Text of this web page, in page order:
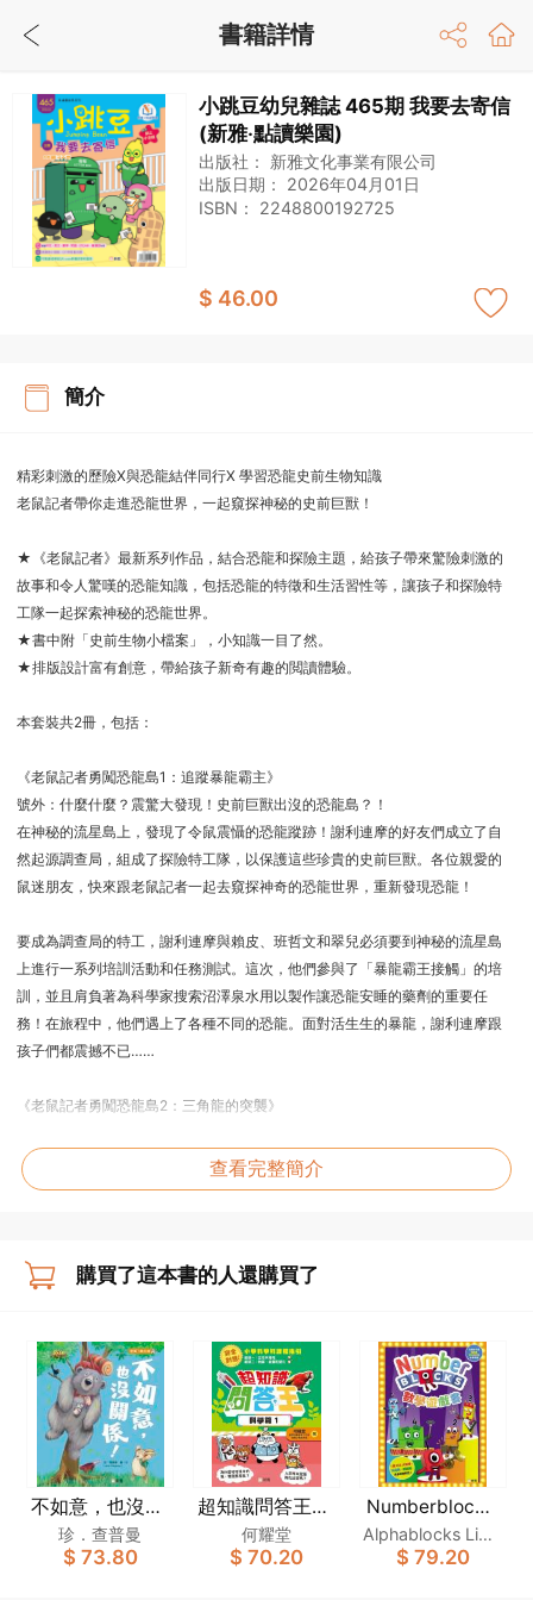
小跳豆幼兒雜誌 465期 我要去寄信
(新雅‧點讀樂園)
出版社： 新雅文化事業有限公司
出版日期： 2026年04月01日
ISBN： 2248800192725
$ 46.00
簡介
精彩刺激的歷險X與恐龍結伴同行X 學習恐龍史前生物知識
老鼠記者帶你走進恐龍世界，一起窺探神秘的史前巨獸！
★《老鼠記者》最新系列作品，結合恐龍和探險主題，給孩子帶來驚險刺激的
故事和令人驚嘆的恐龍知識，包括恐龍的特徵和生活習性等，讓孩子和探險特
工隊一起探索神秘的恐龍世界。
★書中附「史前生物小檔案」，小知識一目了然。
★排版設計富有創意，帶給孩子新奇有趣的閲讀體驗。
本套裝共2冊，包括：
《老鼠記者勇闖恐龍島1：追蹤暴龍霸主》
號外：什麼什麼？震驚大發現！史前巨獸出沒的恐龍島？！
在神秘的流星島上，發現了令鼠震懾的恐龍蹤跡！謝利連摩的好友們成立了自
然起源調查局，組成了探險特工隊，以保護這些珍貴的史前巨獸。各位親愛的
鼠迷朋友，快來跟老鼠記者一起去窺探神奇的恐龍世界，重新發現恐龍！
要成為調查局的特工，謝利連摩與賴皮、班哲文和翠兒必須要到神秘的流星島
上進行一系列培訓活動和任務測試。這次，他們參與了「暴龍霸王接觸」的培
訓，並且肩負著為科學家搜索沼澤泉水用以製作讓恐龍安睡的藥劑的重要任
務！在旅程中，他們遇上了各種不同的恐龍。面對活生生的暴龍，謝利連摩跟
孩子們都震撼不已……
《老鼠記者勇闖恐龍島2：三角龍的突襲》
在神秘的流星島上，發現了令鼠震懾的恐龍蹤跡！謝利連摩的好友們成立了自
然起源調查局，組成了探險特工隊，以保護這些珍貴的史前巨獸。
員都躍躍欲試，想儘快一睹各種恐龍的風采！這次，珍妮‧核物理鼠讓大家一起
查看完整簡介
購買了這本書的人還購買了
不如意，也沒關
係！[新雅．繪
本館]
珍．查普曼
$ 73.80
超知識問答王：
科學篇1
何耀堂
$ 70.20
Numberblocks
數學遊戲書
Alphablocks Limit
ed
$ 79.20
書籍詳情